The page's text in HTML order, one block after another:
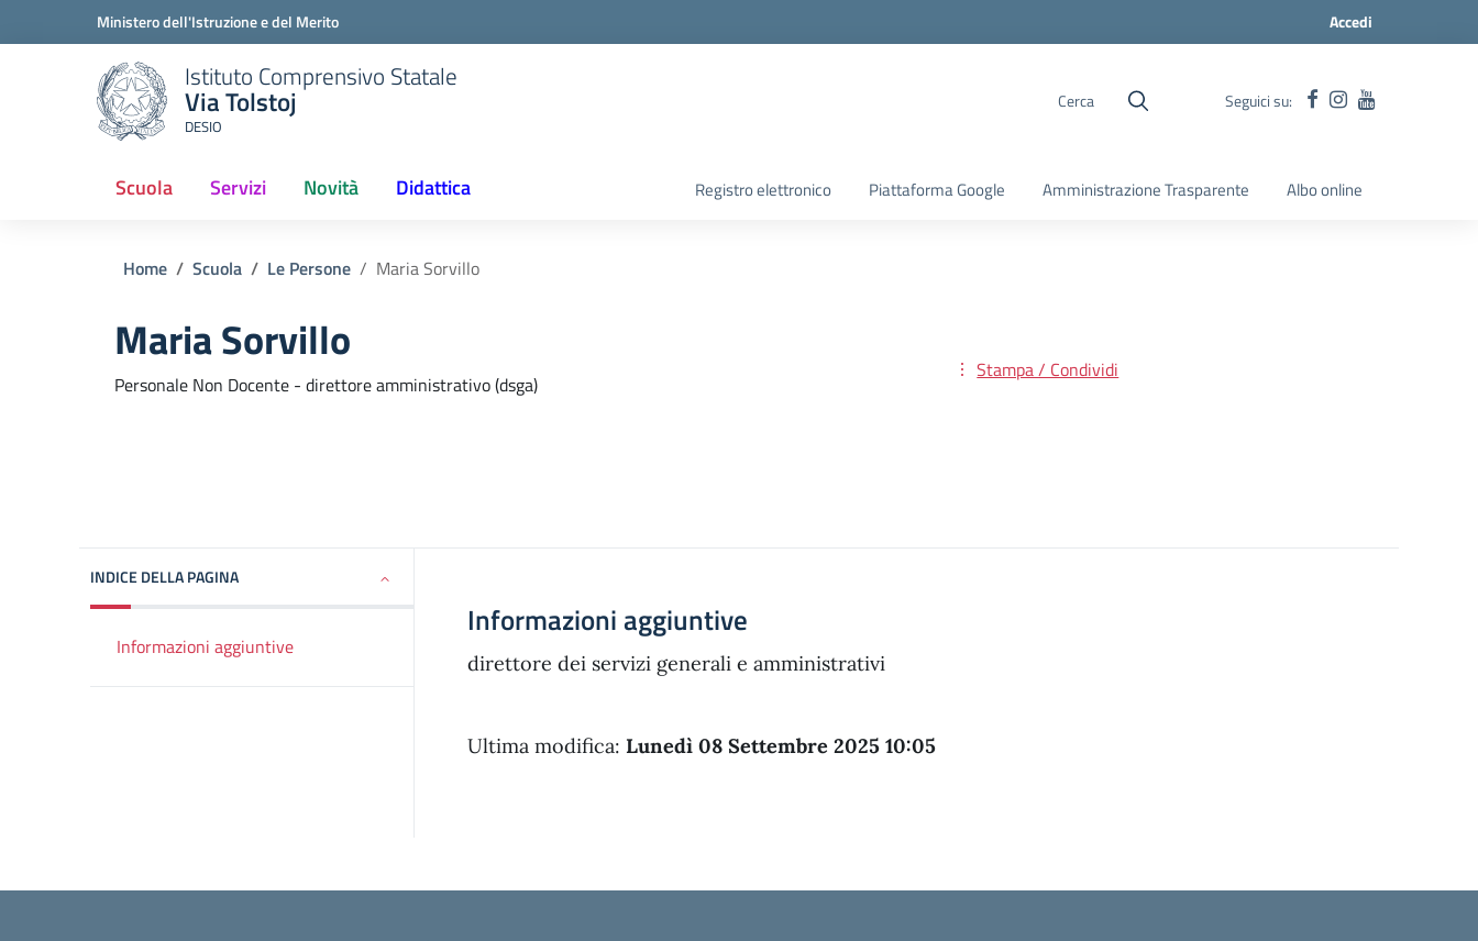
Ministero dell'Istruzione e del Merito Accedi
Istituto Comprensivo Statale
Via Tolstoj
DESIO
Cerca Seguici su:
Scuola Servizi Novità Didattica Registro elettronico Piattaforma Google Amministrazione Trasparente Albo online
Home Scuola Le Persone Maria Sorvillo
Maria Sorvillo
Personale Non Docente - direttore amministrativo (dsga)
Stampa / Condividi
INDICE DELLA PAGINA
Informazioni aggiuntive
Informazioni aggiuntive
direttore dei servizi generali e amministrativi
Ultima modifica: Lunedì 08 Settembre 2025 10:05